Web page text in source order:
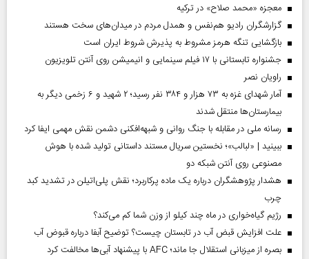
معجزه «محمد صلاح» در ترکیه
گزارشگران رادیو هم‌نفس و همدل مردم در میدان‌های سخت هستند
بازگشایی تنگه هرمز مشروط به پذیرش شروط ایران است
جشنواره تابستانی با ۱۷ فیلم سینمایی و انیمیشن روی آنتن تلویزیون
راویان نصر
آمار شهدای غزه به ۷۳ هزار و ۳۸۴ نفر رسید؛ ۲ شهید و ۶ زخمی دیگر به
بیمارستان‌ها منتقل شدند
رسانه ملی در مقابله با جنگ روانی و شبهه‌افکنی دشمن نقش مهمی ایفا کرد
ببینید | «لبالب»؛ نخستین سریال مستند داستانی تولید شده با هوش
مصنوعی روی آنتن شبکه دو
هشدار پژوهشگران درباره یک ماده پرکاربرد؛ نقش پلی‌اتیلن در تشدید کبد
چرب
رژیم گیاه‌خواری در ماه چند کیلو از وزن شما کم می‌کند؟
علت افزایش قبض آب در تابستان چیست؟ توضیح آبفا درباره قبوض آب
بصره از میزبانی استقلال جا ماند؛ AFC با پیشنهاد آبی‌ها مخالفت کرد